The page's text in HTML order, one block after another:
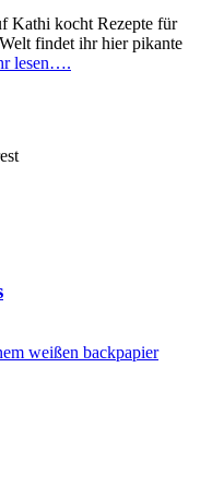
Kathi kocht Rezepte für
findet ihr hier pikante
lesen….